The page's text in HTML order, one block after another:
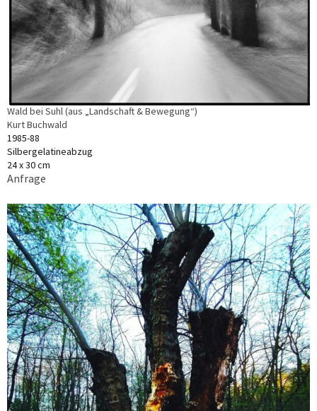
Wald bei Suhl (aus „Landschaft & Bewegung“)
Kurt Buchwald
1985-88
Silbergelatineabzug
24 x 30 cm
Anfrage